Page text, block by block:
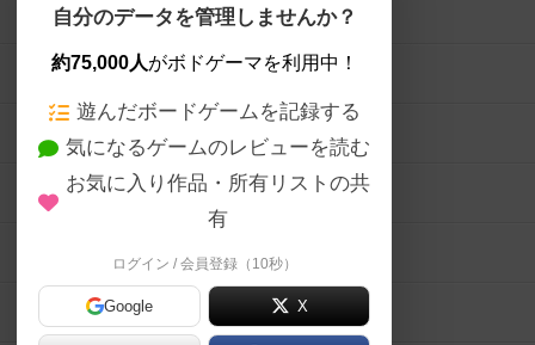
自分のデータを管理しませんか？
約75,000人がボドゲーマを利用中！
遊んだボードゲームを記録する
気になるゲームのレビューを読む
お気に入り作品・所有リストの共
有
ログイン / 会員登録（10秒）
Google X
ボードゲームを検索する
ボードゲームの新着レビュー
ボードゲーム会情報
メカニクス特集
掲示板・トピックス
ボドとも・会員一覧